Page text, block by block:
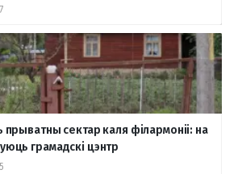
прыватны сектар каля філармоніі: на
грамадскі цэнтр